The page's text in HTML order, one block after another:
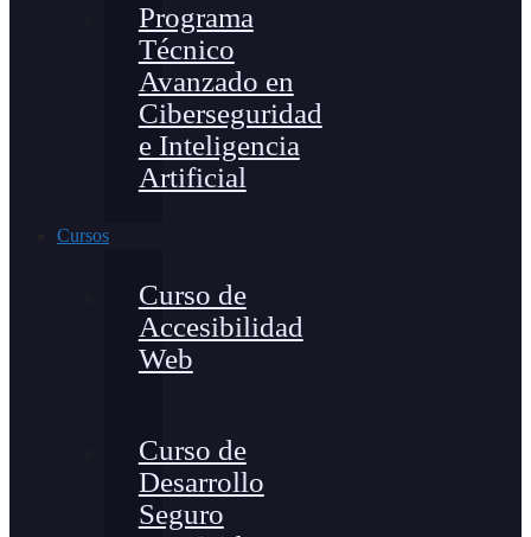
Programa
Técnico
Avanzado en
Ciberseguridad
e Inteligencia
Artificial
Cursos
Curso de
Accesibilidad
Web
Curso de
Desarrollo
Seguro